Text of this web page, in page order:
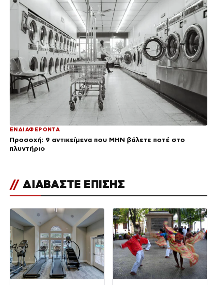
ΕΝΔΙΑΦΕΡΟΝΤΑ
Προσοχή: 9 αντικείμενα που ΜΗΝ βάλετε ποτέ στο
πλυντήριο
// ΔΙΑΒΑΣΤΕ ΕΠΙΣΗΣ